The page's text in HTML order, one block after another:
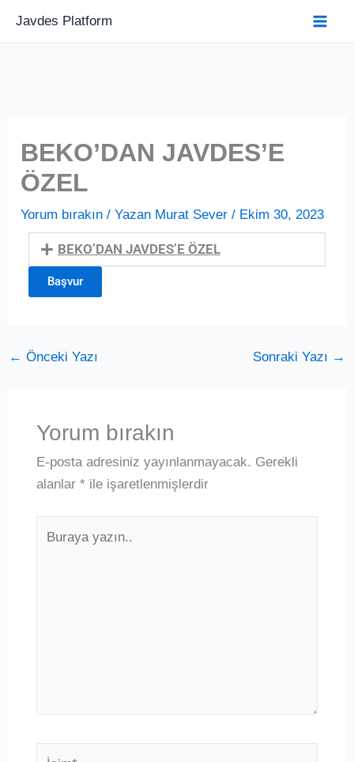
Javdes Platform
BEKO’DAN JAVDES’E
ÖZEL
Yorum bırakın / Yazan Murat Sever/ Ekim 30, 2023
BEKO’DAN JAVDES’E ÖZEL
Başvur
← Önceki Yazı Sonraki Yazı →
Yorum bırakın
E-posta adresiniz yayınlanmayacak. Gerekli
alanlar * ile işaretlenmişlerdir
yazın..